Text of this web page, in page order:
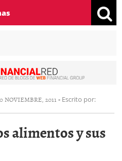
NOVIEMBRE, 2011 - Escrito por:
alimentos y sus